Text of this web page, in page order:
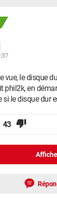
n'est pas
s'allume.
secondes
sont mes
ça me
foutu, puis-je
de lire ce
tout conseil
vue, le disque
phil2k, en
si le disque dur
43